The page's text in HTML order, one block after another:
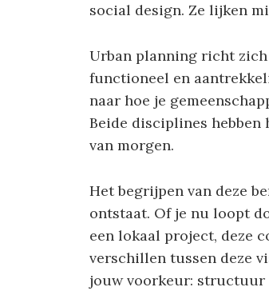
social design. Ze lijken
Urban planning richt
functioneel en
naar hoe je
Beide disciplines hebben
van morgen.
Het begrijpen van deze
ontstaat. Of je nu loopt
een lokaal project, deze
verschillen tussen deze
jouw voorkeur: structuur